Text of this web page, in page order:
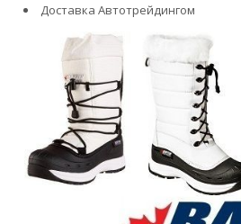
Доставка Автотрейдингом